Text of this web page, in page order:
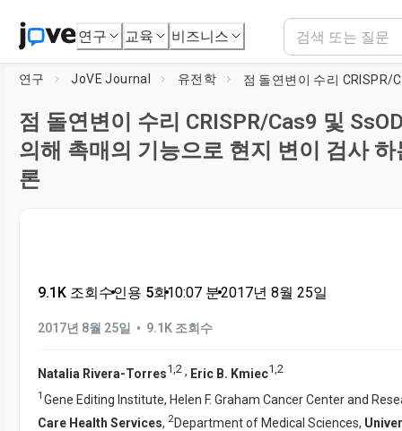
연구 교육 비즈니스
연구 JoVE Journal 유전학
점 돌연변이 수리 CRISPR/Cas9 및
의해 촉매의 기능으로 현지 변이 검사
론
9.1K 조회수•인용 5회•10:07 분•2017년 8월 25일
2017년 8월 25일 • 9.1K 조회수
Natalia Rivera-Torres1,2 , Eric B. Kmiec1,2
1 Gene Editing Institute, Helen F. Graham Cancer Center and
Care Health Services, 2Department of Medical Sciences,